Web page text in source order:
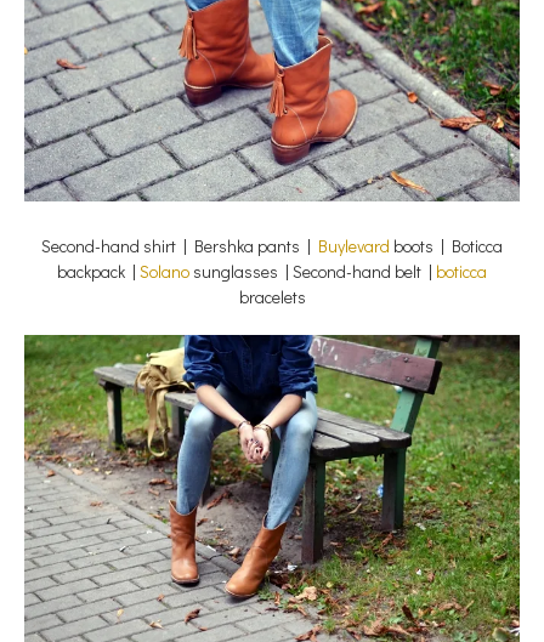
Second-hand shirt | Bershka pants | Buylevard boots | Boticca
backpack | Solano sunglasses | Second-hand belt | boticca
bracelets